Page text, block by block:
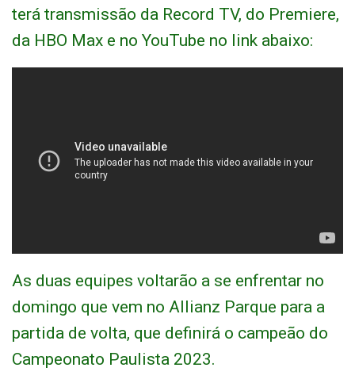
terá transmissão da Record TV, do Premiere,
da HBO Max e no YouTube no link abaixo:
As duas equipes voltarão a se enfrentar no
domingo que vem no Allianz Parque para a
partida de volta, que definirá o campeão do
Campeonato Paulista 2023.